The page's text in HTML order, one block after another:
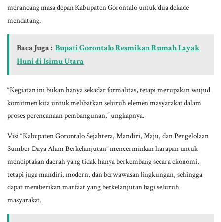
merancang masa depan Kabupaten Gorontalo untuk dua dekade
mendatang.
Baca Juga : Bupati Gorontalo Resmikan Rumah Layak
Huni di Isimu Utara
“Kegiatan ini bukan hanya sekadar formalitas, tetapi merupakan wujud
komitmen kita untuk melibatkan seluruh elemen masyarakat dalam
proses perencanaan pembangunan,” ungkapnya.
Visi “Kabupaten Gorontalo Sejahtera, Mandiri, Maju, dan Pengelolaan
Sumber Daya Alam Berkelanjutan” mencerminkan harapan untuk
menciptakan daerah yang tidak hanya berkembang secara ekonomi,
tetapi juga mandiri, modern, dan berwawasan lingkungan, sehingga
dapat memberikan manfaat yang berkelanjutan bagi seluruh
masyarakat.